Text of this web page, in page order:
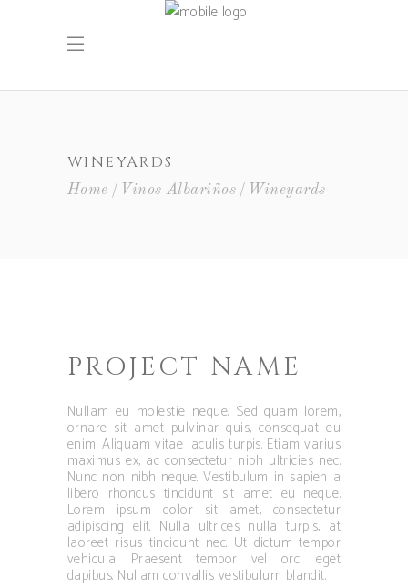
WINEYARDS
Home Vinos Albariños Wineyards
PROJECT NAME
Nullam eu molestie neque. Sed quam lorem,
ornare sit amet pulvinar quis, consequat eu
enim. Aliquam vitae iaculis turpis. Etiam varius
maximus ex, ac consectetur nibh ultricies nec.
Nunc non nibh neque. Vestibulum in sapien a
libero rhoncus tincidunt sit amet eu neque.
Lorem ipsum dolor sit amet, consectetur
adipiscing elit. Nulla ultrices nulla turpis, at
laoreet risus tincidunt nec. Ut dictum tempor
vehicula. Praesent tempor vel orci eget
dapibus. Nullam convallis vestibulum blandit.